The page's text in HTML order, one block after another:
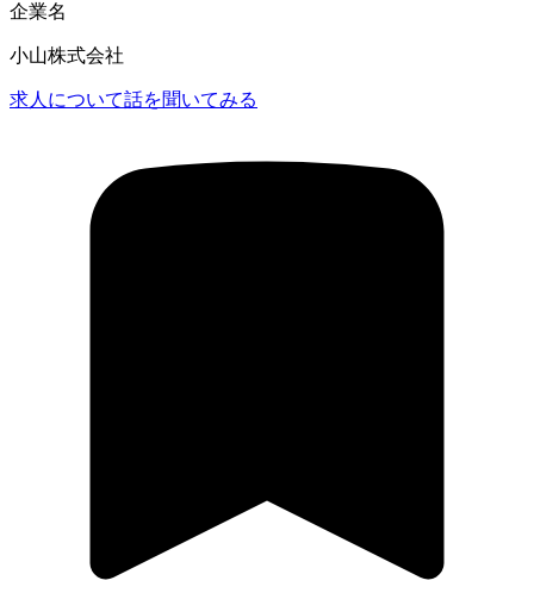
企業名
小山株式会社
求人について話を聞いてみる